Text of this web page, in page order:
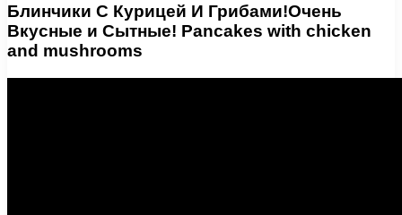
Блинчики С Курицей И Грибами!Очень
Вкусные и Сытные! Pancakes with chicken
and mushrooms